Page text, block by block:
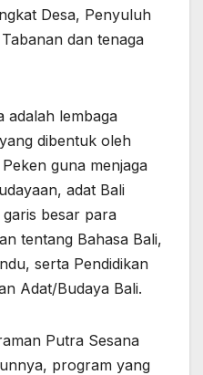
Desa, Penyuluh
dan tenaga
adalah lembaga
dibentuk oleh
guna menjaga
adat Bali
besar para
tentang Bahasa Bali,
serta Pendidikan
Adat/Budaya Bali.
Putra Sesana
program yang